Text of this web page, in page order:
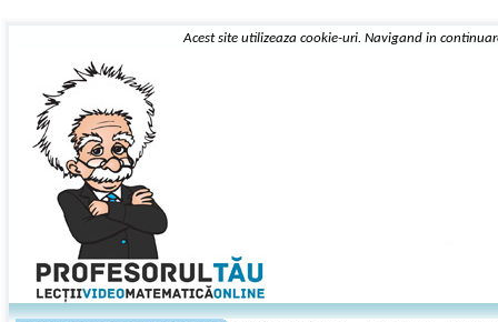
Acest site utilizeaza cookie-uri. Navigand in